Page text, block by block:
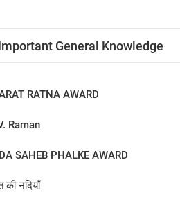
General Knowledge
RATNA AWARD
Raman
SAHEB PHALKE AWARD
की नदियाँ